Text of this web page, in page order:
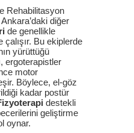
Rehabilitasyon
diğer
de genellikle
Bu ekiplerde
yürüttüğü
ergoterapistler
motor
Böylece, el-göz
kadar postür
destekli
geliştirme
oynar.